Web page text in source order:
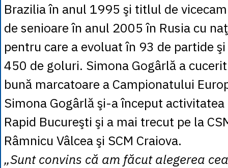
Brazilia în anul 1995 şi titlul de
de senioare în anul 2005 în Rusia cu
pentru care a evoluat în 93 de partide
450 de goluri. Simona Gogârlă a
bună marcatoare a Campionatului
Simona Gogârlă şi-a început
Rapid Bucureşti şi a mai trecut pe la
Râmnicu Vâlcea şi SCM Craiova.
„Sunt convins că am făcut alegerea